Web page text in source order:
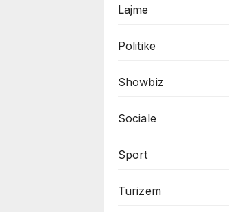
Lajme
Politike
Showbiz
Sociale
Sport
Turizem